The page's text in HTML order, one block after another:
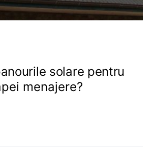
solare pentru
menajere?